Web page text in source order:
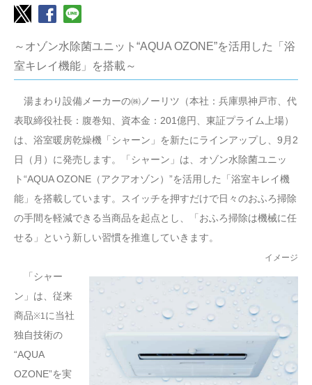
～オゾン水除菌ユニット“AQUA OZONE”を活用した「浴
室キレイ機能」を搭載～
湯まわり設備メーカーの㈱ノーリツ（本社：兵庫県神戸市、代
表取締役社長：腹巻知、資本金：201億円、東証プライム上場）
は、浴室暖房乾燥機「シャーン」を新たにラインアップし、9月2
日（月）に発売します。「シャーン」は、オゾン水除菌ユニッ
ト“AQUA OZONE（アクアオゾン）”を活用した「浴室キレイ機
能」を搭載しています。スイッチを押すだけで日々のおふろ掃除
の手間を軽減できる当商品を起点とし、「おふろ掃除は機械に任
せる」という新しい習慣を推進していきます。
イメージ
「シャー
ン」は、従来
商品※1に当社
独自技術の
“AQUA
OZONE”を実